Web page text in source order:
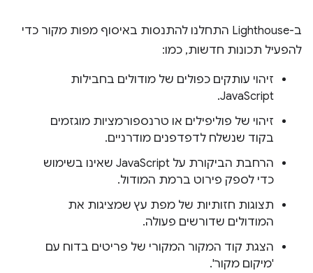
ב-Lighthouse התחלנו להתנסות באיסוף מפות מקור כדי
להפעיל תכונות חדשות, כמו:
זיהוי עותקים כפולים של מודולים בחבילות
JavaScript.
זיהוי של פוליפילים או טרנספורמציות מוגזמים
בקוד שנשלח לדפדפנים מודרניים.
הרחבת הביקורת על JavaScript שאינו בשימוש
כדי לספק פירוט ברמת המודול.
תצוגות חזותיות של מפת עץ שמציגות את
המודולים שדורשים פעולה.
הצגת קוד המקור המקורי של פריטים בדוח עם
'מיקום מקור'.